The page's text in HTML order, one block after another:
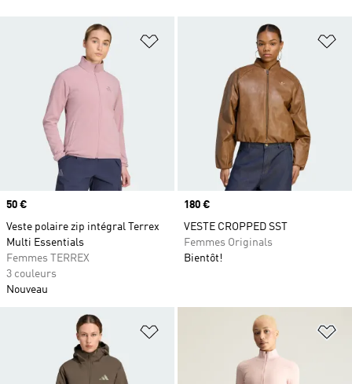
Ajouter à la Liste de produits
Prix
50 €
Veste polaire zip intégral Terrex
Multi Essentials
Femmes TERREX
3 couleurs
Nouveau
Prix
180 €
VESTE CROPPED SST
Femmes Originals
Bientôt!
Ajouter à la Liste de produits